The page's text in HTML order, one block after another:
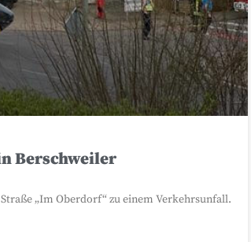
Berschweiler
„Im Oberdorf“ zu einem Verkehrsunfall.